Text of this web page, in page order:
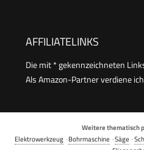
AFFILIATELINKS
Die mit * gekennzeichneten
Als Amazon-Partner verdiene
Weitere thematisch
Elektrowerkzeug ·Bohrmaschine ·Säge ·